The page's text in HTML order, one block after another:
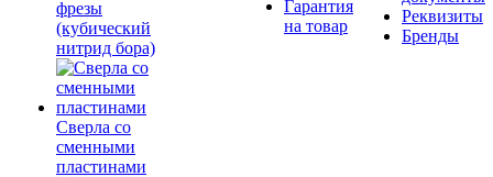
фрезы
(кубический
нитрид бора)
Сверла со
сменными
пластинами
Гарантия
на товар
Реквизиты
Бренды